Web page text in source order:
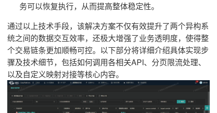
务可以恢复执行，从而提高整体稳定性。
通过以上技术手段，该解决方案不仅有效提升了两个异构系
统之间的数据交互效率，还极大增强了业务透明度，使得整
个交易链条更加顺畅可控。以下部分将详细介绍具体实现步
骤及技术细节，包括如何调用各相关API、分页限流处理、
以及自定义映射对接等核心内容。